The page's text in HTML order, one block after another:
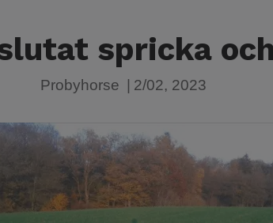
spricka
Probyhorse 2/02, 2023